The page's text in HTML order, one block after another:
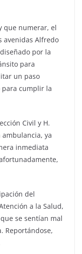
que numerar, el
avenidas Alfredo
por la
para
un paso
para cumplir la
Civil y H.
ya
inmediata
del
a la Salud,
se sentían mal
Reportándose,